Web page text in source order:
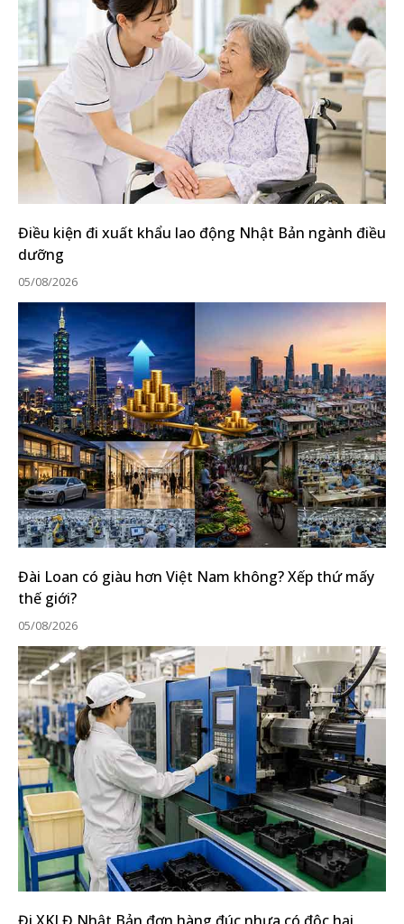
Điều kiện đi xuất khẩu lao động Nhật Bản ngành điều
dưỡng
05/08/2026
Đài Loan có giàu hơn Việt Nam không? Xếp thứ mấy
thế giới?
05/08/2026
Đi XKLĐ Nhật Bản đơn hàng đúc nhựa có độc hại